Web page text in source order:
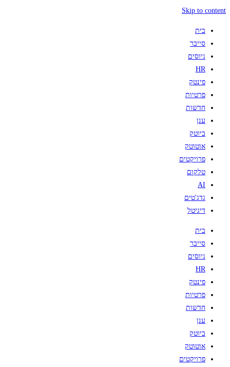
Skip to content
בית
סייבר
גיוסים
HR
פינטק
פרטיות
חדשות
ענן
ביוטק
אוטוטק
פרויקטים
טלקום
AI
גדג'טים
דיגיטל
בית
סייבר
גיוסים
HR
פינטק
פרטיות
חדשות
ענן
ביוטק
אוטוטק
פרויקטים